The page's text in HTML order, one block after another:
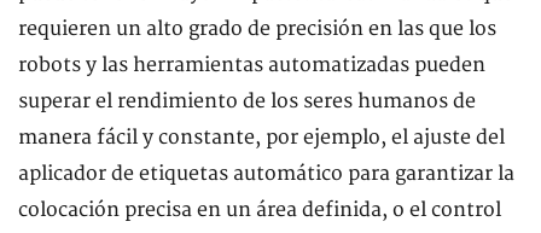
requieren un alto grado de precisión en las que los
robots y las herramientas automatizadas pueden
superar el rendimiento de los seres humanos de
manera fácil y constante, por ejemplo, el ajuste del
aplicador de etiquetas automático para garantizar la
colocación precisa en un área definida, o el control